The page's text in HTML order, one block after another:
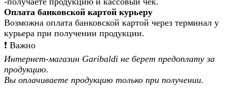
Оплата банковской картой курьеру
Возможна оплата банковской картой через терминал у
курьера при получении продукции.
❗️ Важно
Интернет-магазин Garibaldi не берет предоплату за
продукцию.
Вы оплачиваете продукцию только при получении.